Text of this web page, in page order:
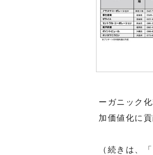
ーガニック
加価値化に
（続きは、